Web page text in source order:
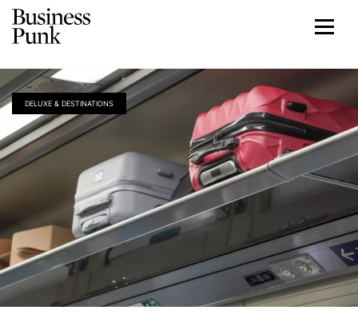
DELUXE & DESTINATIONS